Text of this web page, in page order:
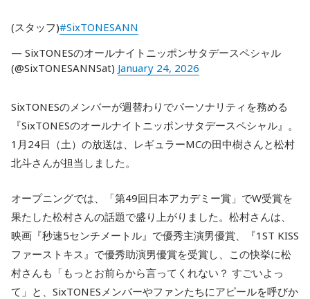
(スタッフ)#SixTONESANN
— SixTONESのオールナイトニッポンサタデースペシャル
(@SixTONESANNSat) January 24, 2026
SixTONESのメンバーが週替わりでパーソナリティを務める
『SixTONESのオールナイトニッポンサタデースペシャル』。
1月24日（土）の放送は、レギュラーMCの田中樹さんと松村
北斗さんが担当しました。
オープニングでは、「第49回日本アカデミー賞」でW受賞を
果たした松村さんの話題で盛り上がりました。松村さんは、
映画『秒速5センチメートル』で優秀主演男優賞、『1ST KISS
ファーストキス』で優秀助演男優賞を受賞し、この快挙に松
村さんも「もっとお前らから言ってくれない？ すごいよっ
て」と、SixTONESメンバーやファンたちにアピールを呼びか